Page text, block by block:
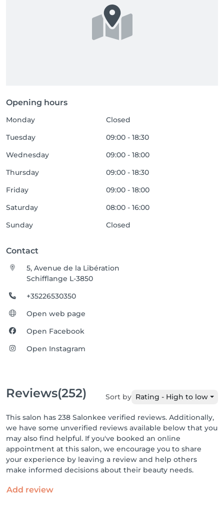
Opening hours
Monday
Closed
Tuesday
09:00 - 18:30
Wednesday
09:00 - 18:00
Thursday
09:00 - 18:30
Friday
09:00 - 18:00
Saturday
08:00 - 16:00
Sunday
Closed
Contact
5, Avenue de la Libération
Schifflange L-3850
+35226530350
Open web page
Open Facebook
Open Instagram
Reviews(252) Sort by Rating - High to low
This salon has 238 Salonkee verified reviews. Additionally,
we have some unverified reviews available below that you
may also find helpful. If you've booked an online
appointment at this salon, we encourage you to share
your experience by leaving a review and help others
make informed decisions about their beauty needs.
Add review